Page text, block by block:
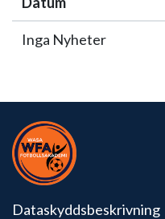
Inga Nyheter
Dataskyddsbeskrivning